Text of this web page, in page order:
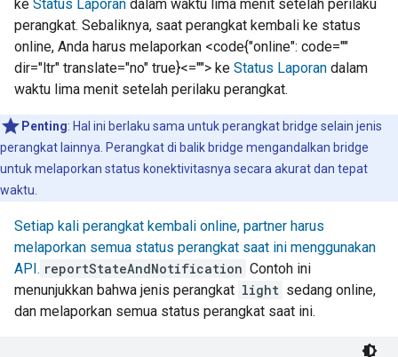
ke Status Laporan dalam waktu lima menit setelah perilaku
perangkat. Sebaliknya, saat perangkat kembali ke status
online, Anda harus melaporkan <code{"online": code=""
dir="ltr" translate="no" true}<=""> ke Status Laporan dalam
waktu lima menit setelah perilaku perangkat.
Penting: Hal ini berlaku sama untuk perangkat bridge selain jenis
perangkat lainnya. Perangkat di balik bridge mengandalkan bridge
untuk melaporkan status konektivitasnya secara akurat dan tepat
waktu.
Setiap kali perangkat kembali online, partner harus
melaporkan semua status perangkat saat ini menggunakan
API. reportStateAndNotification Contoh ini
menunjukkan bahwa jenis perangkat light sedang online,
dan melaporkan semua status perangkat saat ini.